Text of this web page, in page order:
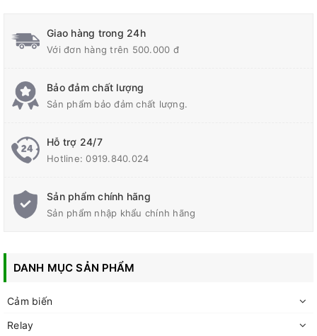
Giao hàng trong 24h
Với đơn hàng trên 500.000 đ
Bảo đảm chất lượng
Sản phẩm bảo đảm chất lượng.
Hỗ trợ 24/7
Hotline:0919.840.024
Sản phẩm chính hãng
Sản phẩm nhập khẩu chính hãng
DANH MỤC SẢN PHẨM
Cảm biến
Relay